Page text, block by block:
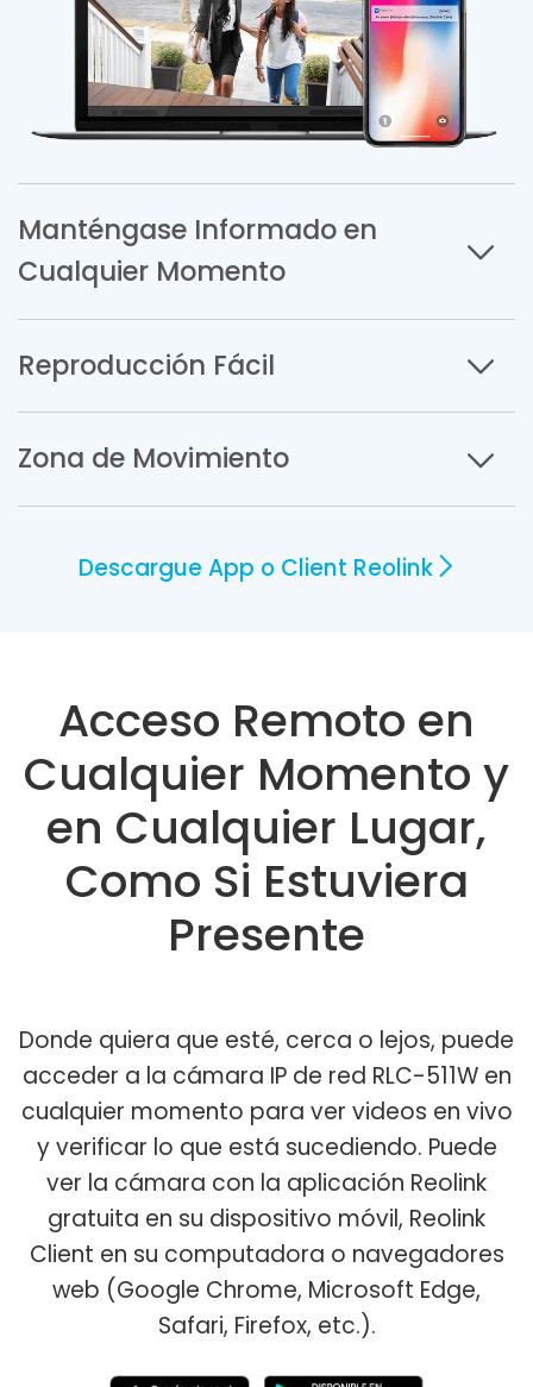
Manténgase Informado en
Cualquier Momento
Reproducción Fácil
Zona de Movimiento
Descargue App o Client Reolink
Acceso Remoto en
Cualquier Momento y
en Cualquier Lugar,
Como Si Estuviera
Presente
Donde quiera que esté, cerca o lejos, puede
acceder a la cámara IP de red RLC-511W en
cualquier momento para ver videos en vivo
y verificar lo que está sucediendo. Puede
ver la cámara con la aplicación Reolink
gratuita en su dispositivo móvil, Reolink
Client en su computadora o navegadores
web (Google Chrome, Microsoft Edge,
Safari, Firefox, etc.).